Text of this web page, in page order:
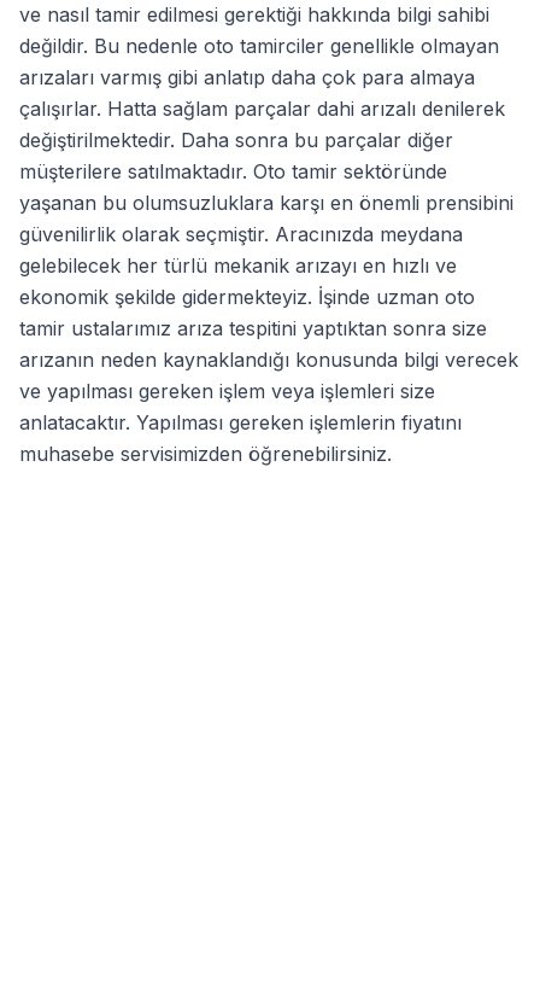
ve nasıl tamir edilmesi gerektiği hakkında bilgi sahibi
değildir. Bu nedenle oto tamirciler genellikle olmayan
arızaları varmış gibi anlatıp daha çok para almaya
çalışırlar. Hatta sağlam parçalar dahi arızalı denilerek
değiştirilmektedir. Daha sonra bu parçalar diğer
müşterilere satılmaktadır. Oto tamir sektöründe
yaşanan bu olumsuzluklara karşı en önemli prensibini
güvenilirlik olarak seçmiştir. Aracınızda meydana
gelebilecek her türlü mekanik arızayı en hızlı ve
ekonomik şekilde gidermekteyiz. İşinde uzman oto
tamir ustalarımız arıza tespitini yaptıktan sonra size
arızanın neden kaynaklandığı konusunda bilgi verecek
ve yapılması gereken işlem veya işlemleri size
anlatacaktır. Yapılması gereken işlemlerin fiyatını
muhasebe servisimizden öğrenebilirsiniz.